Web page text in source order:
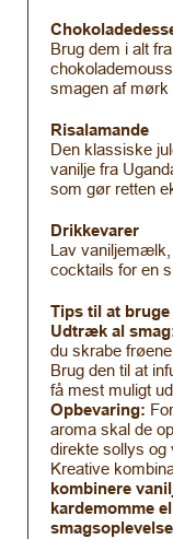
Brug dem i alt
smagen af mørk
Risalamande
Den klassiske
vanilje fra
som gør retten
Drikkevarer
Lav vaniljemælk,
cocktails for en
Tips til at
Udtræk al
du skrabe
Brug den til at
få mest muligt
Opbevaring:
aroma skal de
direkte sollys og
Kreative
kombinere
kardemomme